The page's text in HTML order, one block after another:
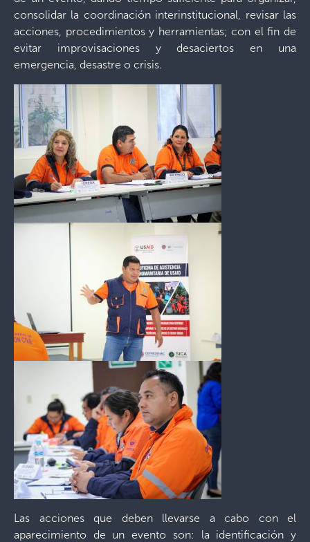
consolidar la coordinación interinstitucional, revisar las
acciones, procedimientos y herramientas; con el fin de
evitar improvisaciones y desaciertos en una
emergencia, desastre o crisis.
Las acciones que deben llevarse a cabo con el
aparecimiento de un evento son: la identificación y